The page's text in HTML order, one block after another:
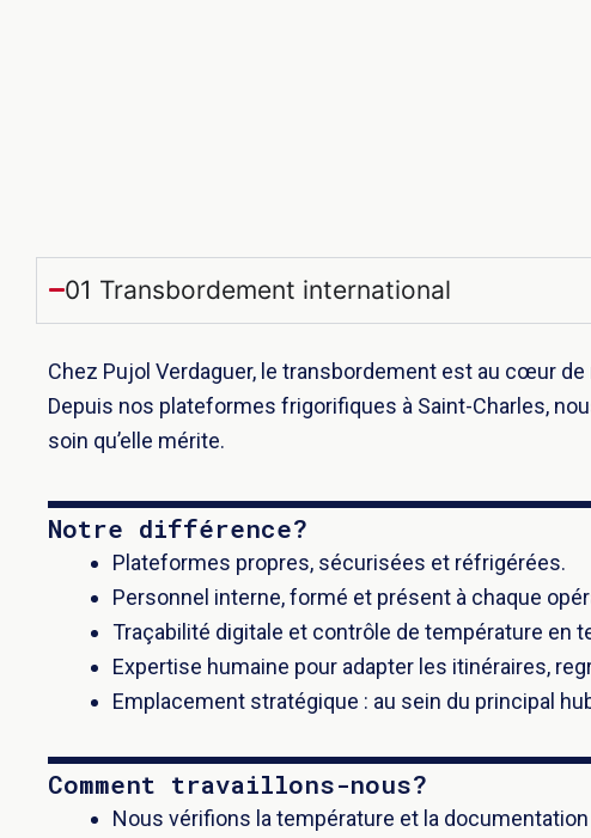
01 Transbordement international
Chez Pujol Verdaguer, le transbordement est au cœur
Depuis nos plateformes frigorifiques à Saint-Charles,
soin qu’elle mérite.
Notre différence?
Plateformes propres, sécurisées et réfrigérées.
Personnel interne, formé et présent à chaque
Traçabilité digitale et contrôle de température en
Expertise humaine pour adapter les itinéraires,
Emplacement stratégique : au sein du principal
Comment travaillons-nous?
Nous vérifions la température et la